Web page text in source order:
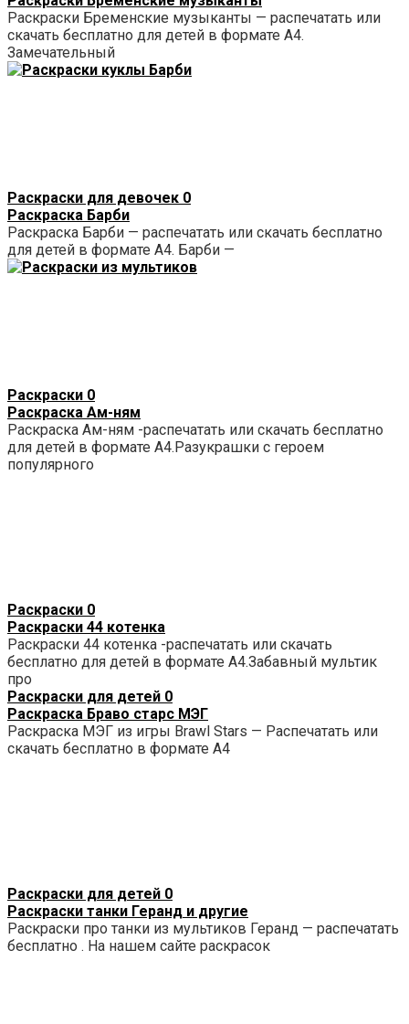
Раскраски Бременские музыканты — распечатать или
скачать бесплатно для детей в формате А4.
Замечательный
Раскраски для девочек 0
Раскраска Барби
Раскраска Барби — распечатать или скачать бесплатно
для детей в формате А4. Барби —
Раскраски 0
Раскраска Ам-ням
Раскраска Ам-ням -распечатать или скачать бесплатно
для детей в формате А4.Разукрашки с героем
популярного
Раскраски 0
Раскраски 44 котенка
Раскраски 44 котенка -распечатать или скачать
бесплатно для детей в формате А4.Забавный мультик
про
Раскраски для детей 0
Раскраска Браво старс МЭГ
Раскраска МЭГ из игры Brawl Stars — Распечатать или
скачать бесплатно в формате А4
Раскраски для детей 0
Раскраски танки Геранд и другие
Раскраски про танки из мультиков Геранд — распечатать
бесплатно . На нашем сайте раскрасок